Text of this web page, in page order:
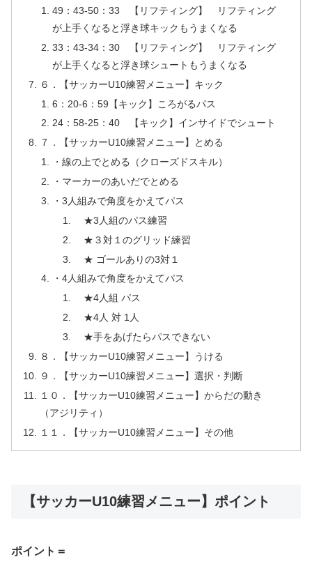
49：43-50：33 【リフティング】 リフティング
が上手くなると浮き球キックもうまくなる
33：43-34：30 【リフティング】 リフティング
が上手くなると浮き球シュートもうまくなる
６．【サッカーU10練習メニュー】キック
6：20-6：59【キック】ころがるパス
24：58-25：40 【キック】インサイドでシュート
７．【サッカーU10練習メニュー】とめる
・線の上でとめる（クローズドスキル）
・マーカーのあいだでとめる
・3人組みで角度をかえてパス
★3人組のパス練習
★３対１のグリッド練習
★ ゴールありの3対１
・4人組みで角度をかえてパス
★4人組 パス
★4人 対 1人
★手をあげたらパスできない
８．【サッカーU10練習メニュー】うける
９．【サッカーU10練習メニュー】選択・判断
１０．【サッカーU10練習メニュー】からだの動き
（アジリティ）
１１．【サッカーU10練習メニュー】その他
【サッカーU10練習メニュー】ポイント
ポイント＝